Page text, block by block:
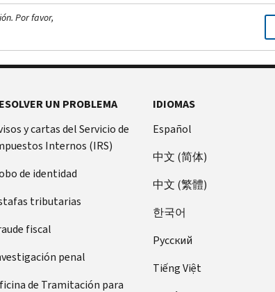
Por favor,
UN PROBLEMA
y cartas del Servicio de
Internos (IRS)
de identidad
tributarias
fiscal
penal
de Tramitación para
IDIOMAS
Español
中文 (简体)
中文 (繁體)
한국어
Pусский
Tiếng Việt